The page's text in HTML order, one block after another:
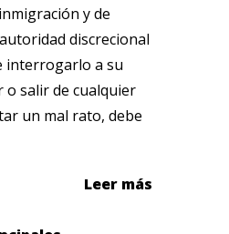
y de
discrecional
interrogarlo a su
o salir de cualquier
un mal rato, debe
Leer más